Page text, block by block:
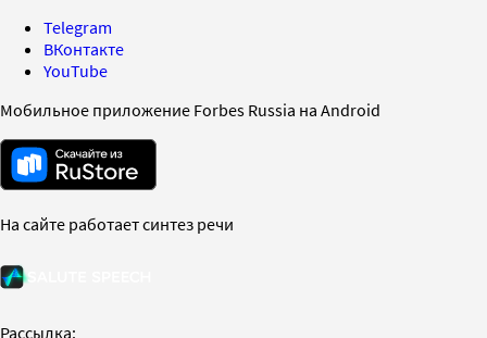
Telegram
ВКонтакте
YouTube
Мобильное приложение Forbes Russia на Android
На сайте работает синтез речи
Рассылка: